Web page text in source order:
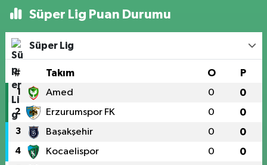
Süper Lig Puan Durumu
Süper Lig
# Takım O P
1 Amed 0 0
2 Erzurumspor FK 0 0
3 Başakşehir 0 0
4 Kocaelispor 0 0